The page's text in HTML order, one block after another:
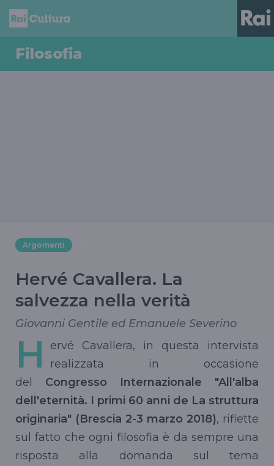
Filosofia
Argomenti
Hervé Cavallera. La
salvezza nella verità
Giovanni Gentile ed Emanuele Severino
H
ervé Cavallera, in questa intervista
realizzata in occasione
del Congresso Internazionale "All'alba
dell'eternità. I primi 60 anni de La struttura
originaria" (Brescia 2-3 marzo 2018), riflette
sul fatto che ogni filosofia è da sempre una
risposta alla domanda sul tema